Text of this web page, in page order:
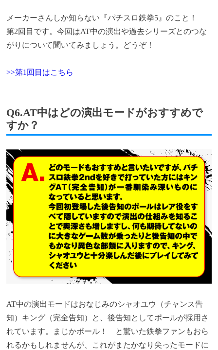
メーカーさんしか知らない『パチスロ鉄拳5』のこと！
第2回目です。今回はAT中の演出や過去シリーズとのつな
がりについて聞いてみましょう。どうぞ！
>>第1回目はこちら
Q6.AT中はどの演出モードがおすすめで
すか？
AT中の演出モードはおなじみのシャオユウ（チャンス告
知）キング（完全告知）と、後告知としてポールが採用さ
れています。まじかポール！ と驚いた鉄拳ファンもおら
れるかもしれませんが、これがまたかなり尖ったモードに